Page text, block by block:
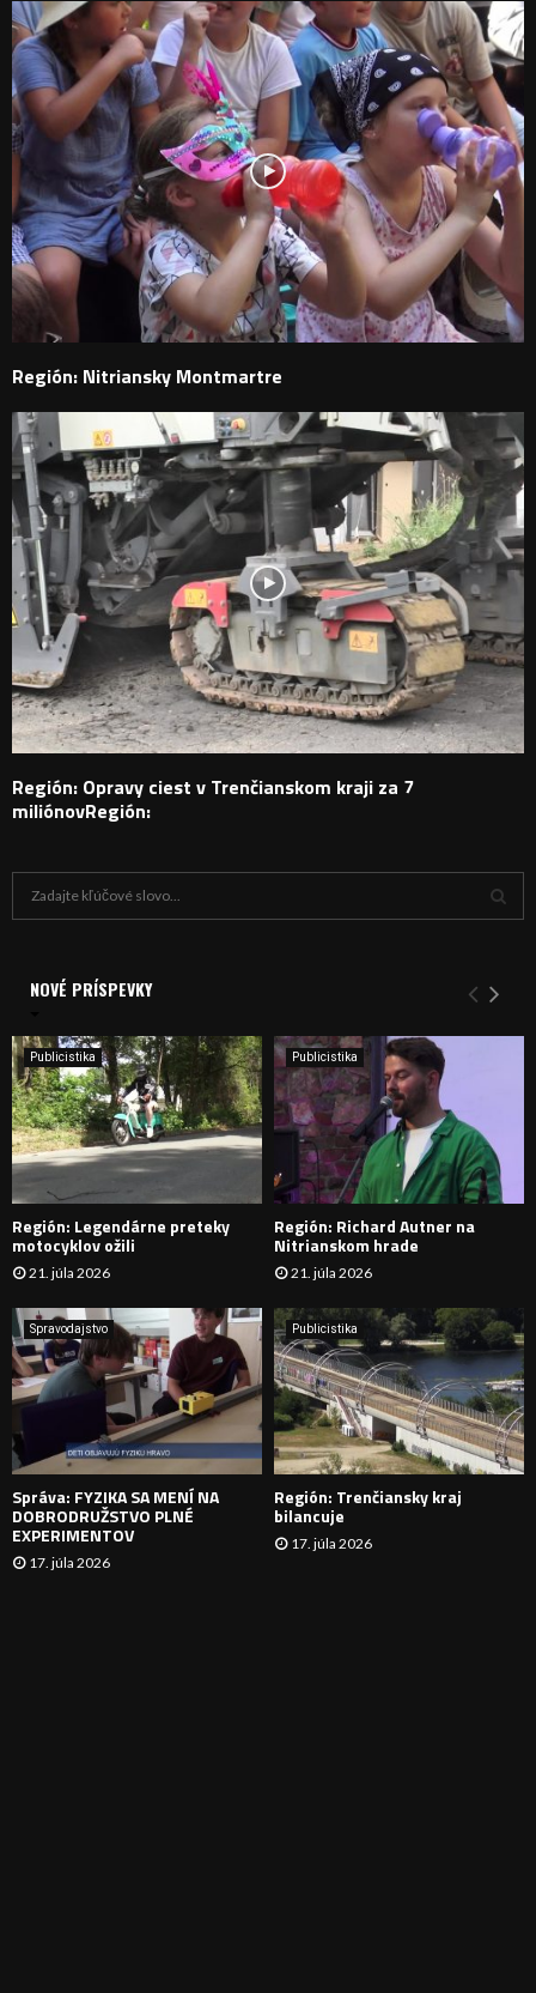
Región: Nitriansky Montmartre
Región: Opravy ciest v Trenčianskom kraji za 7
miliónovRegión:
i
e
:
Y
H
D
A
N
I
E
NOVÉ PRÍSPEVKY
Publicistika
Región: Legendárne preteky
motocyklov ožili
21. júla 2026
Publicistika
Región: Richard Autner na
Nitrianskom hrade
21. júla 2026
Spravodajstvo
Správa: FYZIKA SA MENÍ NA
DOBRODRUŽSTVO PLNÉ
EXPERIMENTOV
17. júla 2026
Publicistika
Región: Trenčiansky kraj
bilancuje
17. júla 2026